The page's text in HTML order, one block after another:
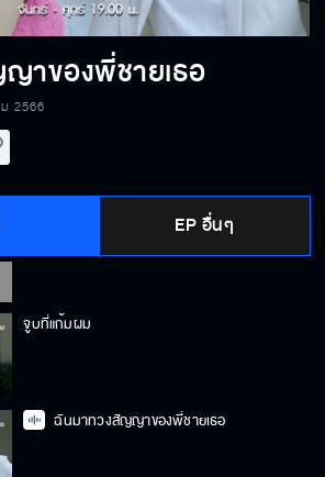
าของพี่ชายเธอ
2566
EP อื่นๆ
ทั้งหมดมันเป็นเรื่องโกหก
จูบที่แก้มผม
ฉันมาทวงสัญญาของพี่ชายเธอ